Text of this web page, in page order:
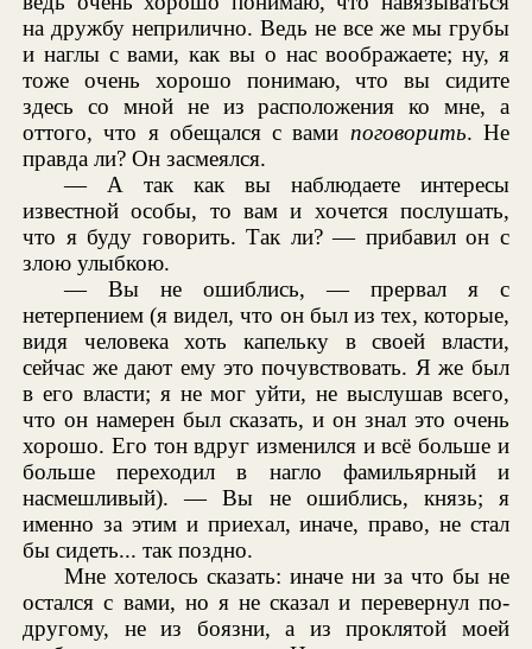
на дружбу неприлично. Ведь не все же мы грубы
и наглы с вами, как вы о нас воображаете; ну, я
тоже очень хорошо понимаю, что вы сидите
здесь со мной не из расположения ко мне, а
оттого, что я обещался с вами поговорить. Не
правда ли? Он засмеялся.
— А так как вы наблюдаете интересы
известной особы, то вам и хочется послушать,
что я буду говорить. Так ли? — прибавил он с
злою улыбкою.
— Вы не ошиблись, — прервал я с
нетерпением (я видел, что он был из тех, которые,
видя человека хоть капельку в своей власти,
сейчас же дают ему это почувствовать. Я же был
в его власти; я не мог уйти, не выслушав всего,
что он намерен был сказать, и он знал это очень
хорошо. Его тон вдруг изменился и всё больше и
больше переходил в нагло фамильярный и
насмешливый). — Вы не ошиблись, князь; я
именно за этим и приехал, иначе, право, не стал
бы сидеть... так поздно.
Мне хотелось сказать: иначе ни за что бы не
остался с вами, но я не сказал и перевернул по-
другому, не из боязни, а из проклятой моей